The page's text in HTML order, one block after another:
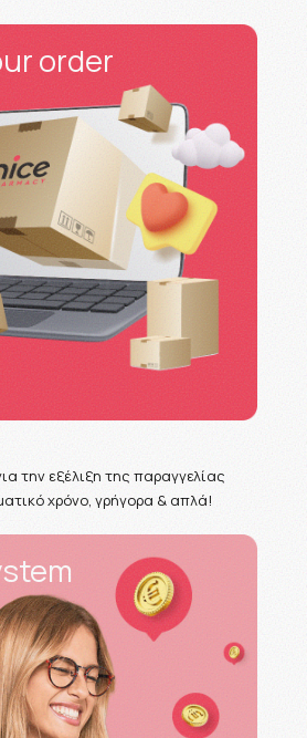
order
την εξέλιξη της παραγγελίας
χρόνο, γρήγορα & απλά!